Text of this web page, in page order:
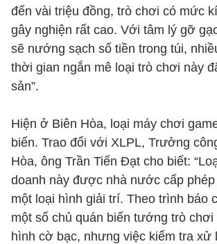
đến vài triệu đồng, trò chơi có mức
gây nghiện rất cao. Với tâm lý gỡ
sẽ nướng sạch số tiền trong túi,
thời gian ngắn mê loại trò chơi này
sản”.
Hiện ở Biên Hòa, loại máy chơi
biến. Trao đổi với XLPL, Trưởng
Hòa, ông Trần Tiến Đạt cho biết:
doanh này được nhà nước cấp
một loại hình giải trí. Theo trình báo
một số chủ quán biến tướng trò chơi
hình cờ bạc, nhưng việc kiểm tra xử